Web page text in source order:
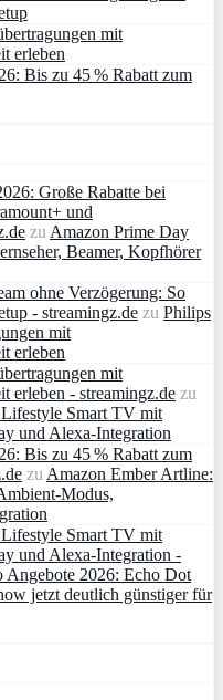
mit
erleben
Bis zu 45 % Rabatt zum
Große Rabatte bei
und
zuAmazon Prime Day
Beamer, Kopfhörer
ohne Verzögerung: So
- streamingz.de zu Philips
mit
erleben
mit
erleben - streamingz.de zu
Smart TV mit
und Alexa‑Integration
Bis zu 45 % Rabatt zum
zuAmazon Ember Artline:
Smart TV mit
und Alexa‑Integration -
Angebote 2026: Echo Dot
jetzt deutlich günstiger für